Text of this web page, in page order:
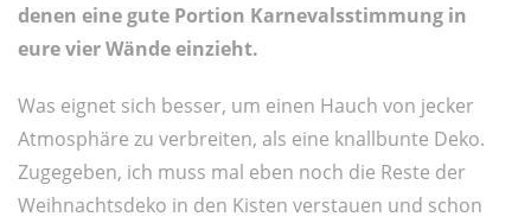
denen eine gute Portion Karnevalsstimmung in
eure vier Wände einzieht.
Was eignet sich besser, um einen Hauch von jecker
Atmosphäre zu verbreiten, als eine knallbunte Deko.
Zugegeben, ich muss mal eben noch die Reste der
Weihnachtsdeko in den Kisten verstauen und schon